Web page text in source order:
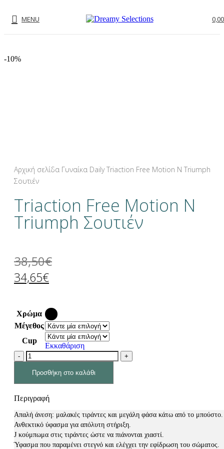
MENU 0,00
-10%
Αρχική σελίδα Γυναίκα DailyTriaction Free Motion N Triumph
Σουτιέν
Triaction Free Motion N
Triumph Σουτιέν
38,50€
34,65€
Χρώμα
Μέγεθος
Cup
Εκκαθάριση
Προσθήκη στο καλάθι
Περιγραφή
Απαλή άνεση: μαλακές τιράντες και μεγάλη φάσα κάτω από το μπούστο.
Ανθεκτικό ύφασμα για απόλυτη στήριξη.
J κούμπωμα στις τιράντες ώστε να πιάνονται χιαστί.
Ύφασμα που παραμένει στεγνό και ελέγχει την εφίδρωση του σώματος.